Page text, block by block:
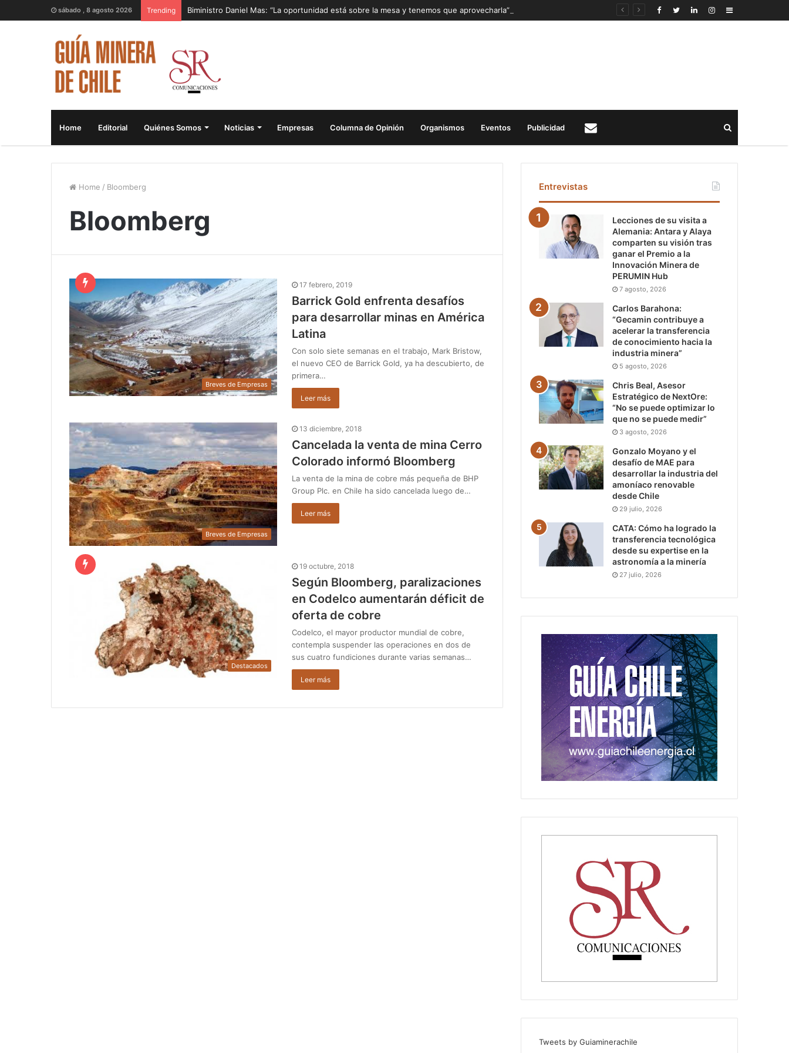
sábado , 8 agosto 2026 Trending Biministro Daniel Mas: “La oportunidad está sobre la mesa y tenemos que aprovecharla” Sidebar
Home Editorial Quiénes Somos Noticias Empresas Columna de Opinión Organismos Eventos Publicidad
Home / Bloomberg
Bloomberg
Breves de Empresas
17 febrero, 2019
Barrick Gold enfrenta desafíos
para desarrollar minas en América
Latina
Con solo siete semanas en el trabajo, Mark Bristow,
el nuevo CEO de Barrick Gold, ya ha descubierto, de
primera…
Leer más
Breves de Empresas
13 diciembre, 2018
Cancelada la venta de mina Cerro
Colorado informó Bloomberg
La venta de la mina de cobre más pequeña de BHP
Group Plc. en Chile ha sido cancelada luego de…
Leer más
Destacados
19 octubre, 2018
Según Bloomberg, paralizaciones
en Codelco aumentarán déficit de
oferta de cobre
Codelco, el mayor productor mundial de cobre,
contempla suspender las operaciones en dos de
sus cuatro fundiciones durante varias semanas…
Leer más
Entrevistas
Lecciones de su visita a
Alemania: Antara y Alaya
comparten su visión tras
ganar el Premio a la
Innovación Minera de
PERUMIN Hub
7 agosto, 2026
Carlos Barahona:
“Gecamin contribuye a
acelerar la transferencia
de conocimiento hacia la
industria minera”
5 agosto, 2026
Chris Beal, Asesor
Estratégico de NextOre:
“No se puede optimizar lo
que no se puede medir”
3 agosto, 2026
Gonzalo Moyano y el
desafío de MAE para
desarrollar la industria del
amoníaco renovable
desde Chile
29 julio, 2026
CATA: Cómo ha logrado la
transferencia tecnológica
desde su expertise en la
astronomía a la minería
27 julio, 2026
Tweets by Guiaminerachile